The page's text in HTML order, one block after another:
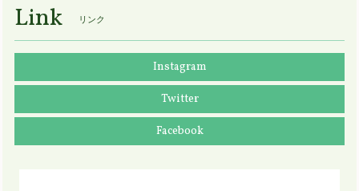
Link リンク
Instagram
Twitter
Facebook